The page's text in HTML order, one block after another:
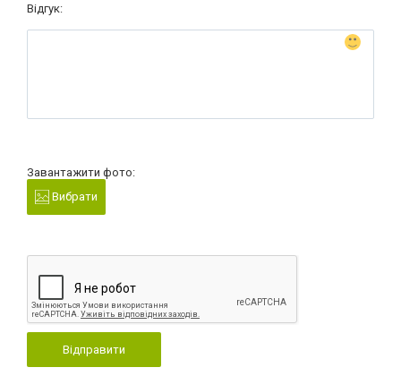
Відгук:
Завантажити фото:
Вибрати
Відправити